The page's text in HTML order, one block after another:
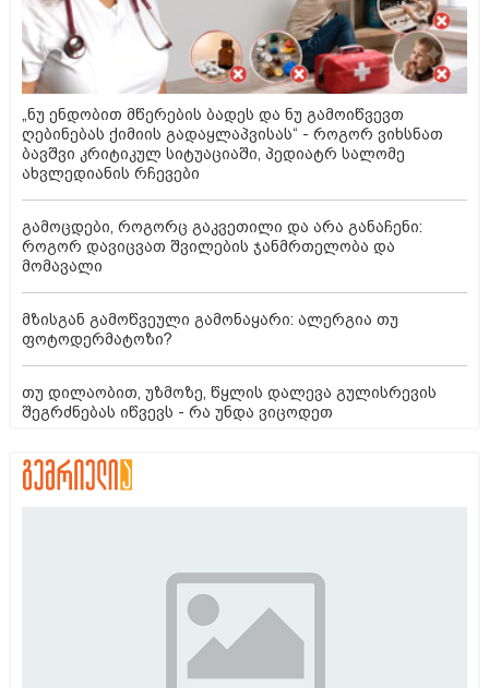
„ნუ ენდობით მწერების ბადეს და ნუ გამოიწვევთ
ღებინებას ქიმიის გადაყლაპვისას“ - როგორ ვიხსნათ
ბავშვი კრიტიკულ სიტუაციაში, პედიატრ სალომე
ახვლედიანის რჩევები
გამოცდები, როგორც გაკვეთილი და არა განაჩენი:
როგორ დავიცვათ შვილების ჯანმრთელობა და
მომავალი
მზისგან გამოწვეული გამონაყარი: ალერგია თუ
ფოტოდერმატოზი?
თუ დილაობით, უზმოზე, წყლის დალევა გულისრევის
შეგრძნებას იწვევს - რა უნდა ვიცოდეთ